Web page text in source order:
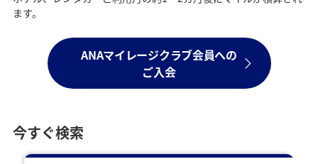
ます。
ANAマイレージクラブ会員への
ご入会
今すぐ検索